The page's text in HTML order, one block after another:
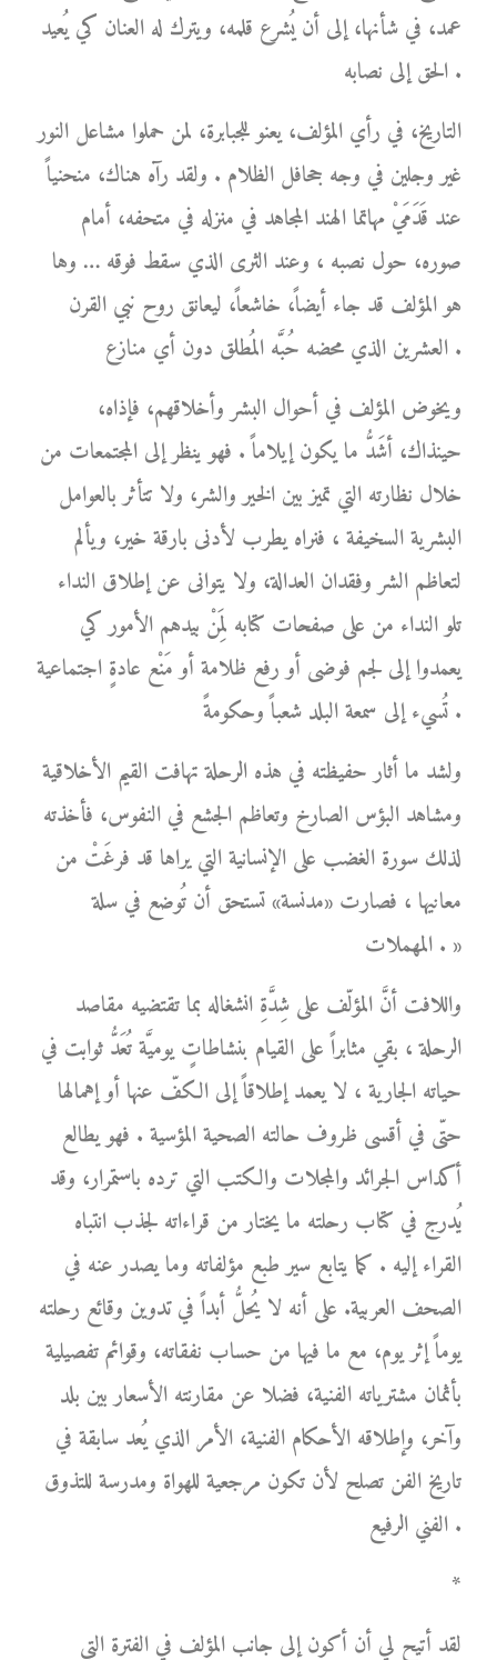
عمد، في شأنها، إلى أن يُشرع قلمه، ويترك له العنان كي يُعيد
الحق إلى نصابه .
التاريخ، في رأي المؤلف، يعنو للجبابرة، لمن حملوا مشاعل النور
غير وجلين في وجه جحافل الظلام . ولقد رآه هناك، منحنياً
عند قَدَمَيْ مهاتما الهند المجاهد في منزله في متحفه، أمام
صوره، حول نصبه ، وعند الثرى الذي سقط فوقه … وها
هو المؤلف قد جاء أيضاً، خاشعاً، ليعانق روح نبي القرن
العشرين الذي محضه حُبَّه المُطلق دون أي منازع .
ويخوض المؤلف في أحوال البشر وأخلاقهم، فإذاه،
حينذاك، أشَدُّ ما يكون إيلاماً . فهو ينظر إلى المجتمعات من
خلال نظارته التي تميز بين الخير والشر، ولا تتأثر بالعوامل
البشرية السخيفة ، فنراه يطرب لأدنى بارقة خير، ويألم
لتعاظم الشر وفقدان العدالة، ولا يتوانى عن إطلاق النداء
تلو النداء من على صفحات كتابه لِمَنْ بيدهم الأمور كي
يعمدوا إلى لجم فوضى أو رفع ظلامة أو مَنْع عادةٍ اجتماعية
تُسيء إلى سمعة البلد شعباً وحكومةً .
ولشد ما أثار حفيظته في هذه الرحلة تهافت القيم الأخلاقية
ومشاهد البؤس الصارخ وتعاظم الجشع في النفوس، فأخذته
لذلك سورة الغضب على الإنسانية التي يراها قد فرغَتْ من
معانيها ، فصارت «مدنسة» تستحق أن تُوضع في سلة
المهملات . »
واللافت أنَّ المؤلّف على شِدَّةِ انشغاله بما تقتضيه مقاصد
الرحلة ، بقي مثابراً على القيام بنشاطاتٍ يوميَّة تُعَدُّ ثوابت في
حياته الجارية ، لا يعمد إطلاقاً إلى الكفّ عنها أو إهمالها
حتّى في أقسى ظروف حالته الصحية المؤسية . فهو يطالع
أكداس الجرائد والمجلات والكتب التي ترده باستمرار، وقد
يُدرج في كتاب رحلته ما يختار من قراءاته لجذب انتباه
القراء إليه . كما يتابع سير طبع مؤلفاته وما يصدر عنه في
الصحف العربية. على أنه لا يُحلُّ أبداً في تدوين وقائع رحلته
يوماً إثر يوم، مع ما فيها من حساب نفقاته، وقوائم تفصيلية
بأثمان مشترياته الفنية، فضلا عن مقارنته الأسعار بين بلد
وآخر، وإطلاقه الأحكام الفنية، الأمر الذي يُعد سابقة في
تاريخ الفن تصلح لأن تكون مرجعية للهواة ومدرسة للتذوق
الفني الرفيع .
*
لقد أتيح لي أن أكون إلى جانب المؤلف في الفترة التي